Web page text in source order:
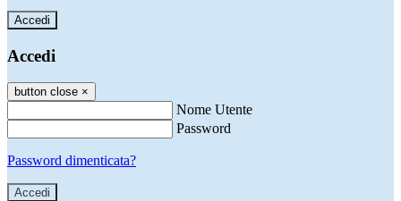
Accedi
Accedi
button close ×
Nome Utente
Password
Password dimenticata?